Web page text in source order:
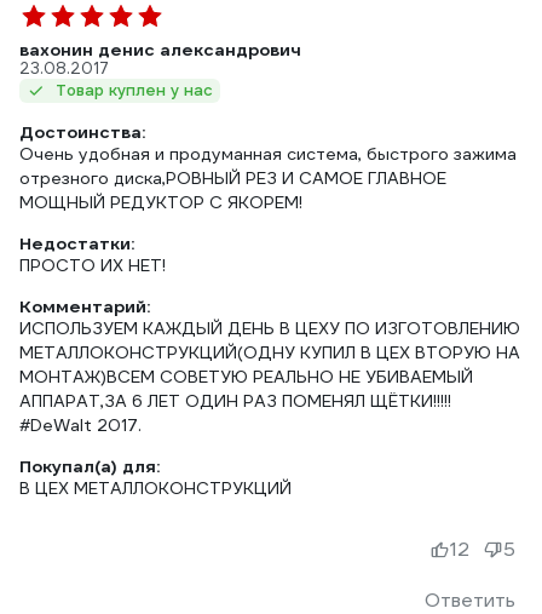
вахонин денис александрович
23.08.2017
Товар куплен у нас
Достоинства:
Очень удобная и продуманная система, быстрого зажима
отрезного диска,РОВНЫЙ РЕЗ И САМОЕ ГЛАВНОЕ
МОЩНЫЙ РЕДУКТОР С ЯКОРЕМ!
Недостатки:
ПРОСТО ИХ НЕТ!
Комментарий:
ИСПОЛЬЗУЕМ КАЖДЫЙ ДЕНЬ В ЦЕХУ ПО ИЗГОТОВЛЕНИЮ
МЕТАЛЛОКОНСТРУКЦИЙ(ОДНУ КУПИЛ В ЦЕХ ВТОРУЮ НА
МОНТАЖ)ВСЕМ СОВЕТУЮ РЕАЛЬНО НЕ УБИВАЕМЫЙ
АППАРАТ,ЗА 6 ЛЕТ ОДИН РАЗ ПОМЕНЯЛ ЩЁТКИ!!!!!
#DeWalt 2017.
Покупал(а) для:
В ЦЕХ МЕТАЛЛОКОНСТРУКЦИЙ
Ответить
12 5